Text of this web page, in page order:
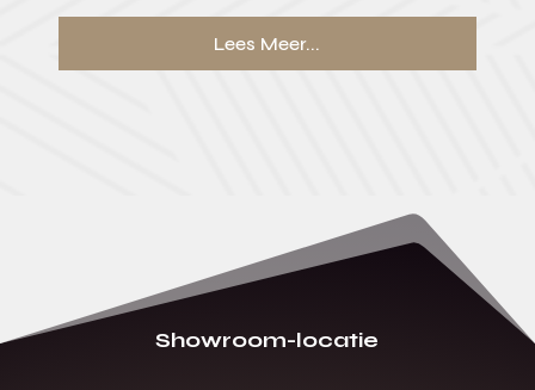
Lees Meer...
Showroom-locatie